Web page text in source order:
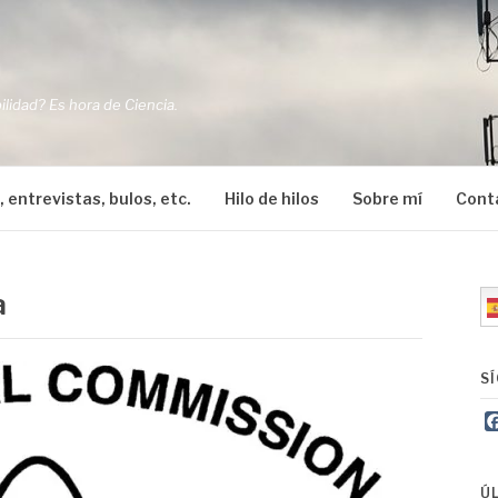
Es hora de Ciencia.
entrevistas, bulos, etc. Hilo de hilos Sobre mí